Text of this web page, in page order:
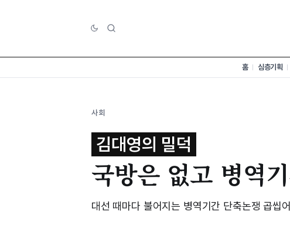
홈 심층기획
사회
김대영의 밀덕
국방은 없고 병역
대선 때마다 불어지는 병역기간 단축논쟁 곱씹어